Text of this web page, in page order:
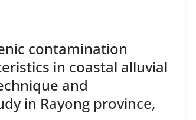
contamination
in coastal alluvial
and
in Rayong province,